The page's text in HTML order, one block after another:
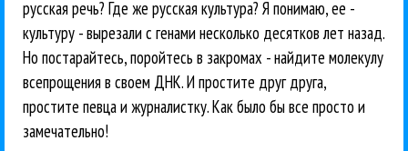
русская речь? Где же русская культура? Я понимаю, ее -
культуру - вырезали с генами несколько десятков лет назад.
Но постарайтесь, поройтесь в закромах - найдите молекулу
всепрощения в своем ДНК. И простите друг друга,
простите певца и журналистку. Как было бы все просто и
замечательно!